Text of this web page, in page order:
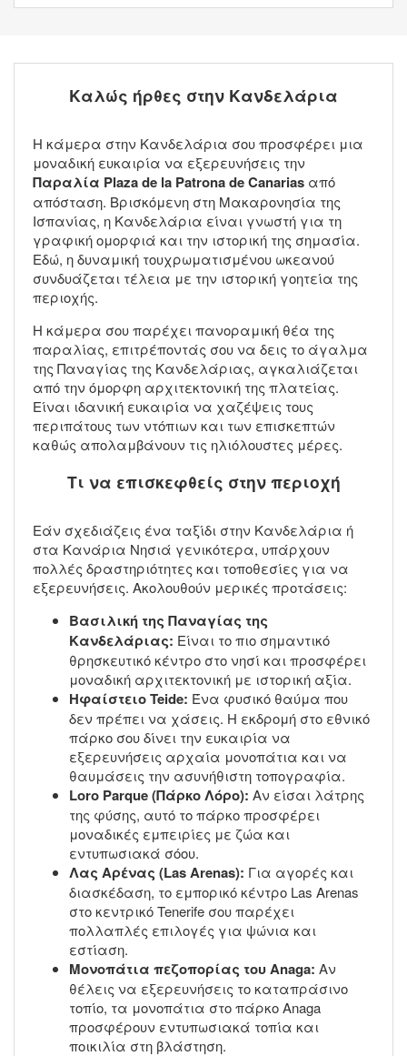
Καλώς ήρθες στην Κανδελάρια
Η κάμερα στην Κανδελάρια σου προσφέρει μια
μοναδική ευκαιρία να εξερευνήσεις την
Παραλία Plaza de la Patrona de Canarias από
απόσταση. Βρισκόμενη στη Μακαρονησία της
Ισπανίας, η Κανδελάρια είναι γνωστή για τη
γραφική ομορφιά και την ιστορική της σημασία.
Εδώ, η δυναμική τουχρωματισμένου ωκεανού
συνδυάζεται τέλεια με την ιστορική γοητεία της
περιοχής.
Η κάμερα σου παρέχει πανοραμική θέα της
παραλίας, επιτρέποντάς σου να δεις το άγαλμα
της Παναγίας της Κανδελάριας, αγκαλιάζεται
από την όμορφη αρχιτεκτονική της πλατείας.
Είναι ιδανική ευκαιρία να χαζέψεις τους
περιπάτους των ντόπιων και των επισκεπτών
καθώς απολαμβάνουν τις ηλιόλουστες μέρες.
Τι να επισκεφθείς στην περιοχή
Εάν σχεδιάζεις ένα ταξίδι στην Κανδελάρια ή
στα Κανάρια Νησιά γενικότερα, υπάρχουν
πολλές δραστηριότητες και τοποθεσίες για να
εξερευνήσεις. Ακολουθούν μερικές προτάσεις:
Βασιλική της Παναγίας της
Κανδελάριας: Είναι το πιο σημαντικό
θρησκευτικό κέντρο στο νησί και προσφέρει
μοναδική αρχιτεκτονική με ιστορική αξία.
Ηφαίστειο Teide: Ένα φυσικό θαύμα που
δεν πρέπει να χάσεις. Η εκδρομή στο εθνικό
πάρκο σου δίνει την ευκαιρία να
εξερευνήσεις αρχαία μονοπάτια και να
θαυμάσεις την ασυνήθιστη τοπογραφία.
Loro Parque (Πάρκο Λόρο): Αν είσαι λάτρης
της φύσης, αυτό το πάρκο προσφέρει
μοναδικές εμπειρίες με ζώα και
εντυπωσιακά σόου.
Λας Αρένας (Las Arenas): Για αγορές και
διασκέδαση, το εμπορικό κέντρο Las Arenas
στο κεντρικό Tenerife σου παρέχει
πολλαπλές επιλογές για ψώνια και
εστίαση.
Μονοπάτια πεζοπορίας του Anaga: Αν
θέλεις να εξερευνήσεις το καταπράσινο
τοπίο, τα μονοπάτια στο πάρκο Anaga
προσφέρουν εντυπωσιακά τοπία και
ποικιλία στη βλάστηση.